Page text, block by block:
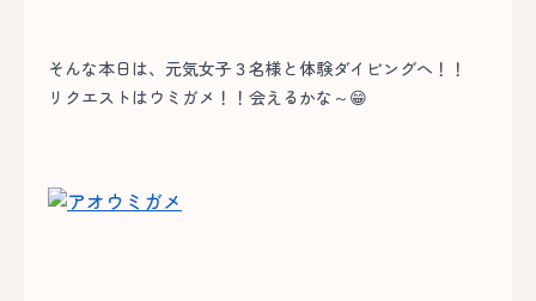
そんな本日は、元気女子３名様と体験ダイビングへ！！
リクエストはウミガメ！！会えるかな～😁